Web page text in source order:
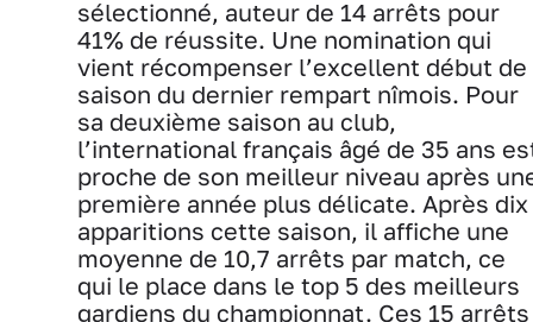
sélectionné, auteur de 14 arrêts pour
41% de réussite. Une nomination qui
vient récompenser l’excellent début de
saison du dernier rempart nîmois. Pour
sa deuxième saison au club,
l’international français âgé de 35 ans
proche de son meilleur niveau après
première année plus délicate. Après dix
apparitions cette saison, il affiche une
moyenne de 10,7 arrêts par match, ce
qui le place dans le top 5 des meilleurs
gardiens du championnat. Ces 15 arrêts